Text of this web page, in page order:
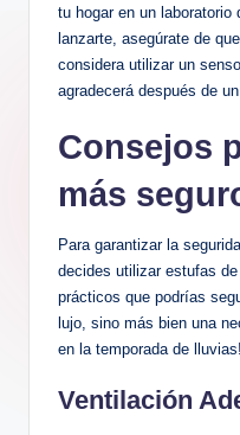
‌tu hogar en‌ un
lanzarte, asegúrate de que
considera utilizar un
agradecerá después de
Consejos
más‍
Para garantizar la
decides utilizar estufas
prácticos⁣ que podrías
lujo, ⁣sino más bien una
en la temporada ‌de lluvias!
Ventilación‌